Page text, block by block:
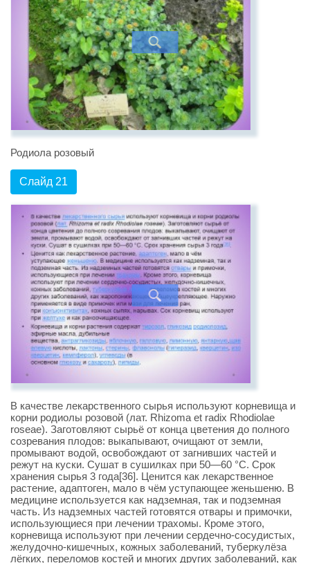
Родиола розовый
Слайд 21
В качестве лекарственного сырья используют корневища и
корни родиолы розовой (лат. Rhizoma et radix Rhodiolae
roseae). Заготовляют сырьё от конца цветения до полного
созревания плодов: выкапывают, очищают от земли,
промывают водой, освобождают от загнивших частей и
режут на куски. Сушат в сушилках при 50—60 °С. Срок
хранения сырья 3 года[36]. Ценится как лекарственное
растение, адаптоген, мало в чём уступающее женьшеню. В
медицине используется как надземная, так и подземная
часть. Из надземных частей готовятся отвары и примочки,
использующиеся при лечении трахомы. Кроме этого,
корневища используют при лечении сердечно-сосудистых,
желудочно-кишечных, кожных заболеваний, туберкулёза
лёгких, переломов костей и многих других заболеваний, как